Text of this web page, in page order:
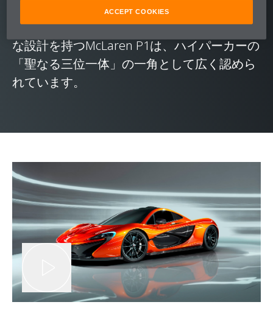
パワフルなハイブリッドパワートレインIPAS
電動アシストシステムを搭載し、極めて高度
な設計を持つMcLaren P1は、ハイパーカーの
「聖なる三位一体」の一角として広く認めら
れています。
ACCEPT COOKIES